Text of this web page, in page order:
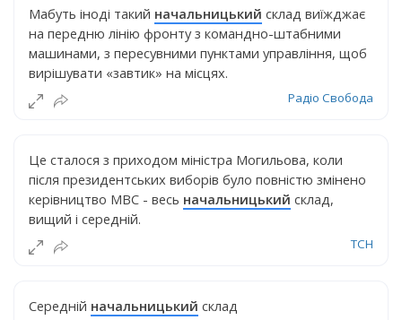
Мабуть іноді такий начальницький склад виїжджає
на передню лінію фронту з командно-штабними
машинами, з пересувними пунктами управління, щоб
вирішувати «завтик» на місцях.
Радіо Свобода
Це сталося з приходом міністра Могильова, коли
після президентських виборів було повністю змінено
керівництво МВС - весь начальницький склад,
вищий і середній.
ТСН
Середній начальницький склад